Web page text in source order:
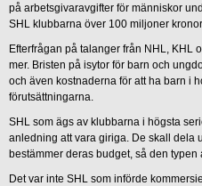
på arbetsgivaravgifter för människor
SHL klubbarna över 100 miljoner
Efterfrågan på talanger från NHL, KHL
mer. Bristen på isytor för barn och
och även kostnaderna för att ha barn i
förutsättningarna.
SHL som ägs av klubbarna i högsta
anledning att vara giriga. De skall dela
bestämmer deras budget, så den
Det var inte SHL som införde